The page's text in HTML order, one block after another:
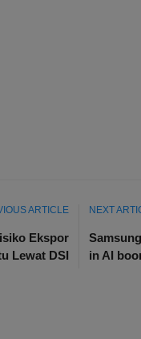
ARTICLE
Ekspor
Lewat DSI
NEXT
in AI